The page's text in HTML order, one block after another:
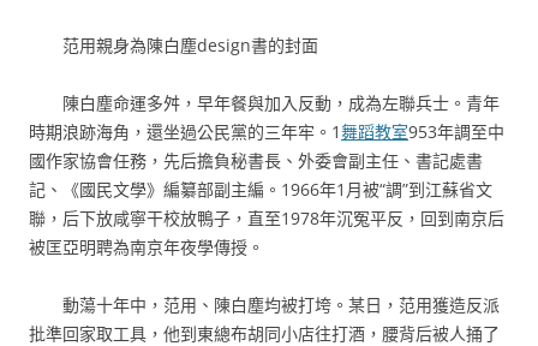
范用親身為陳白塵design書的封面
陳白塵命運多舛，早年餐與加入反動，成為左聯兵士。青年
時期浪跡海角，還坐過公民黨的三年牢。1舞蹈教室953年調至中
國作家協會任務，先后擔負秘書長、外委會副主任、書記處書
記、《國民文學》編纂部副主編。1966年1月被“調”到江蘇省文
聯，后下放咸寧干校放鴨子，直至1978年沉冤平反，回到南京后
被匡亞明聘為南京年夜學傳授。
動蕩十年中，范用、陳白塵均被打垮。某日，范用獲造反派
批準回家取工具，他到東總布胡同小店往打酒，腰背后被人捅了